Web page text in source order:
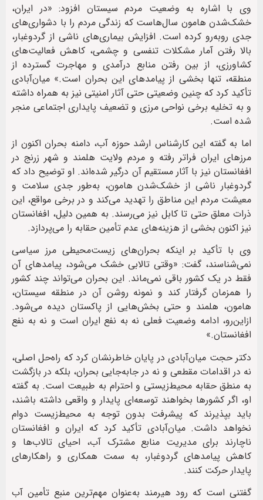
وی با اشاره به وضعیت مردم سیستان افزود: «در ایران،
خشک‌شدن هامون سال‌هاست که زندگی مردم را با دشواری‌های
جدی روبه‌رو کرده است. افزایش بیماری‌های ناشی از گردوغبار،
بالا رفتن آمار مشکلات تنفسی و چشمی، کاهش فعالیت‌های
کشاورزی، از بین رفتن منابع درآمدی و مهاجرت گسترده از
منطقه، تنها بخشی از پیامدهای این بحران است.» میان‌آبادی
تأکید کرد که چنین وضعیتی حتی آثار امنیتی نیز به همراه داشته
و به تخلیه برخی نواحی مرزی و تضعیف پایداری اجتماعی منجر
شده است.
اما به گفته این کارشناس ارشد حوزه آب، دامنه بحران اکنون از
مرزهای ایران فراتر رفته و مردم ولایت هلمند و شهر زرنج در
افغانستان نیز با آثار مستقیم آن درگیر شده‌اند. او توضیح داد که
گردوغبار ناشی از خشک‌شدن هامون، به‌طور جدی سلامت و
معیشت مردم این مناطق را تهدید می‌کند و در برخی مواقع، این
ذرات معلق حتی تا کابل نیز می‌رسند. به همین دلیل، افغانستان
نیز اکنون بخشی از هزینه‌های عدم تأمین حقابه را می‌پردازد.
وی با تأکید بر اینکه بحران‌های زیست‌محیطی مرز سیاسی
نمی‌شناسند، گفت: «وقتی تالابی خشک می‌شود، پیامدهای آن
فقط در یک کشور باقی نمی‌ماند. این بحران می‌تواند چند کشور
را همزمان گرفتار کند و نمونه روشن آن در منطقه سیستان،
هامون، هلمند و حتی بخش‌هایی از پاکستان دیده می‌شود.
ازاین‌رو، ادامه وضعیت فعلی نه به نفع ایران است و نه به نفع
افغانستان.»
دکتر حجت میان‌آبادی در پایان خاطرنشان کرد که راه‌حل اصلی،
نه در اقدامات مقطعی و نه در جابه‌جایی بحران، بلکه در بازگشت
به منطق حقابه محیط‌زیستی و احترام به طبیعت است. به گفته
او، اگر کشورها بخواهند توسعه‌ای پایدار و واقعی داشته باشند،
باید بپذیرند که پیشرفت بدون توجه به محیط‌زیست دوام
نخواهد داشت. میان‌آبادی تأکید کرد که ایران و افغانستان
ناچارند برای مدیریت منابع مشترک آب، احیای تالاب‌ها و
کاهش پیامدهای گردوغبار، به سمت همکاری و راهکارهای
پایدار حرکت کنند.
گفتنی است که رود هیرمند به‌عنوان مهم‌ترین منبع تأمین آب